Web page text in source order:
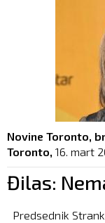
Novine Toronto,
Toronto, 16. mart
Đilas:
Predsednik